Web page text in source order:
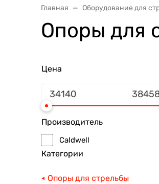
Главная Оборудование для
Опоры для
Цена
Производитель
Caldwell
Категории
Опоры для стрельбы